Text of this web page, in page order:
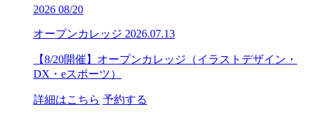
2026 08/20
オープンカレッジ 2026.07.13
【8/20開催】オープンカレッジ（イラストデザイン・
DX・eスポーツ）
詳細はこちら 予約する